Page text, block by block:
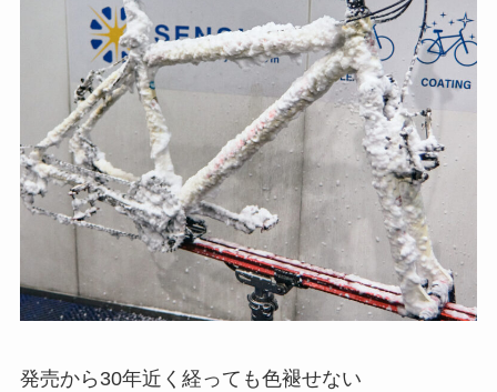
発売から30年近く経っても色褪せない